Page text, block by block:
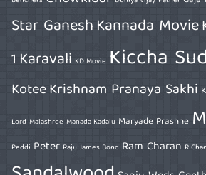
Star GaneshKannada Movie
1 Karavali KD Movie Kiccha
KoteeKrishnam Pranaya Sakhi
Lord Malashree Manada Kadalu Maryade Prashne
Peddi Peter Raju James Bond Ram Charan R